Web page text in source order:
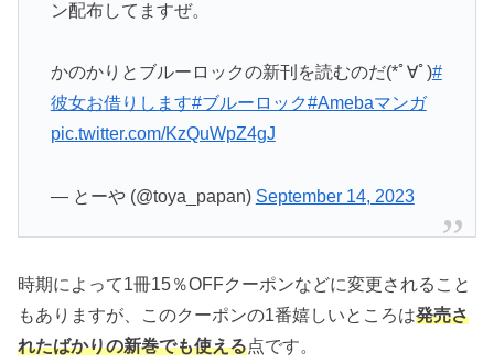
ン配布してますぜ。
かのかりとブルーロックの新刊を読むのだ(*ﾟ∀ﾟ)#
彼女お借りします#ブルーロック#Amebaマンガ
pic.twitter.com/KzQuWpZ4gJ
— とーや (@toya_papan) September 14, 2023
時期によって1冊15％OFFクーポンなどに変更されること
もありますが、このクーポンの1番嬉しいところは発売さ
れたばかりの新巻でも使える点です。